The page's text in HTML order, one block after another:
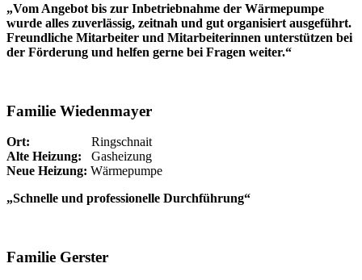
„Vom Angebot bis zur Inbetriebnahme der Wärmepumpe
wurde alles zuverlässig, zeitnah und gut organisiert ausgeführt.
Freundliche Mitarbeiter und Mitarbeiterinnen unterstützen bei
der Förderung und helfen gerne bei Fragen weiter.“
Familie Wiedenmayer
Ort: Ringschnait
Alte Heizung: Gasheizung
Neue Heizung: Wärmepumpe
„Schnelle und professionelle Durchführung“
Familie Gerster